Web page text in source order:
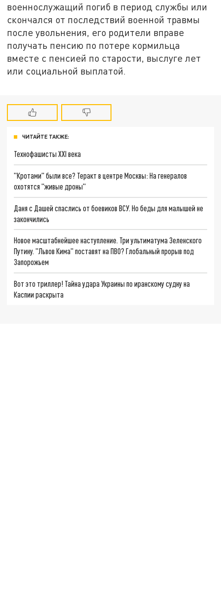
военнослужащий погиб в период службы или
скончался от последствий военной травмы
после увольнения, его родители вправе
получать пенсию по потере кормильца
вместе с пенсией по старости, выслуге лет
или социальной выплатой.
ЧИТАЙТЕ ТАКЖЕ:
Технофашисты XXI века
"Кротами" были все? Теракт в центре Москвы: На генералов
охотятся "живые дроны"
Даня с Дашей спаслись от боевиков ВСУ. Но беды для малышей не
закончились
Новое масштабнейшее наступление. Три ультиматума Зеленского
Путину. "Львов Кима" поставят на ПВО? Глобальный прорыв под
Запорожьем
Вот это триллер! Тайна удара Украины по иранскому судну на
Каспии раскрыта